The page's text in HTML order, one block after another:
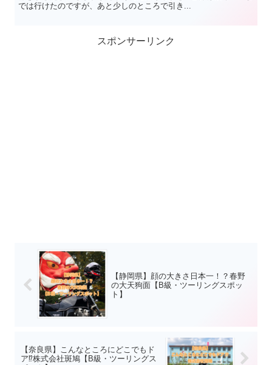
では行けたのですが、あと少しのところで引き...
スポンサーリンク
【静岡県】顔の大きさ日本一！？春野
の大天狗面【B級・ツーリングスポッ
ト】
【奈良県】こんなところにどこでもド
ア⁉︎株式会社斑鳩【B級・ツーリングス